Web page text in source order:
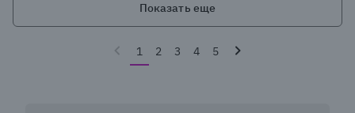
Показать еще
1 2 3 4 5